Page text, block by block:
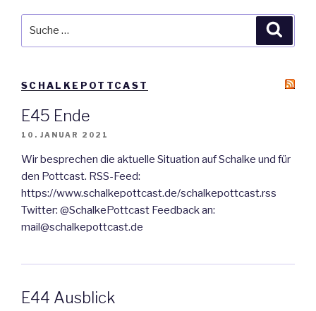
SCHALKEPOTTCAST
E45 Ende
10. JANUAR 2021
Wir besprechen die aktuelle Situation auf Schalke und für
den Pottcast. RSS-Feed:
https://www.schalkepottcast.de/schalkepottcast.rss
Twitter: @SchalkePottcast Feedback an:
mail@schalkepottcast.de
E44 Ausblick